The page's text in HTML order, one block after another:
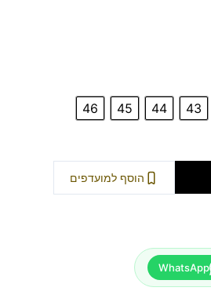
43
44
45
46
הוסף למועדפים
WhatsApp